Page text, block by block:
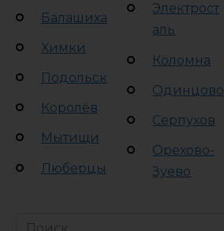
Балашиха
Химки
Подольск
Королёв
Мытищи
Люберцы
Электрост
аль
Коломна
Одинцово
Серпухов
Орехово-
Зуево
Search